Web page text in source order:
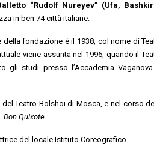
“Rudolf Nureyev” (Ufa,
in ben 74 città italiane.
fondazione è il 1938, col nome di
viene assunta nel 1996, quando il
gli studi presso l’Accademia
Teatro Bolshoi di Mosca, e nel corso
Don Quixote.
del locale Istituto Coreografico.